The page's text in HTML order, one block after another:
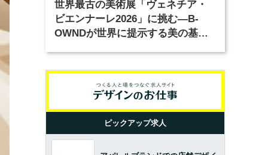
世界最古の美術展「ヴェネチア・
ビエンナーレ2026」に挑む―B-
OWNDが世界に提示する美の基準
ピックアップ求人